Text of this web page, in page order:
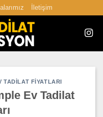
İletişim
TADILAT FIYATLARI
Ev Tadilat